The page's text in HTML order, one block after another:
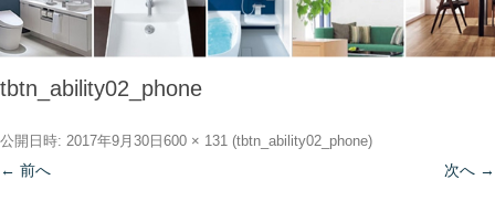
tbtn_ability02_phone
公開日時: 2017年9月30日 600 × 131 (tbtn_ability02_phone)
← 前へ 次へ →